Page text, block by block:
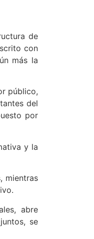
de
con
más la
público,
del
por
y la
mientras
abre
se